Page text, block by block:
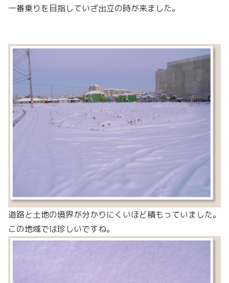
一番乗りを目指していざ出立の時が来ました。
道路と土地の境界が分かりにくいほど積もっていました。
この地域では珍しいですね。